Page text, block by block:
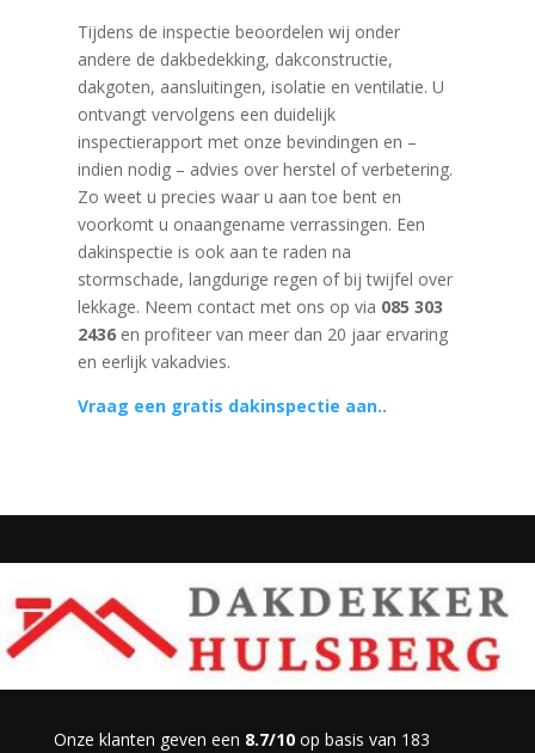
Tijdens de inspectie beoordelen wij onder
andere de dakbedekking, dakconstructie,
dakgoten, aansluitingen, isolatie en ventilatie. U
ontvangt vervolgens een duidelijk
inspectierapport met onze bevindingen en –
indien nodig – advies over herstel of verbetering.
Zo weet u precies waar u aan toe bent en
voorkomt u onaangename verrassingen. Een
dakinspectie is ook aan te raden na
stormschade, langdurige regen of bij twijfel over
lekkage. Neem contact met ons op via 085 303
2436en profiteer van meer dan 20 jaar ervaring
en eerlijk vakadvies.
Vraag een gratis dakinspectie aan..
Onze klanten geven een 8.7/10 op basis van 183